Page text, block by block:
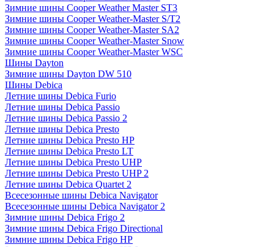
Зимние шины Cooper Weather Master ST3
Зимние шины Cooper Weather-Master S/T2
Зимние шины Cooper Weather-Master SA2
Зимние шины Cooper Weather-Master Snow
Зимние шины Cooper Weather-Master WSC
Шины Dayton
Зимние шины Dayton DW 510
Шины Debica
Летние шины Debica Furio
Летние шины Debica Passio
Летние шины Debica Passio 2
Летние шины Debica Presto
Летние шины Debica Presto HP
Летние шины Debica Presto LT
Летние шины Debica Presto UHP
Летние шины Debica Presto UHP 2
Летние шины Debica Quartet 2
Всесезонные шины Debica Navigator
Всесезонные шины Debica Navigator 2
Зимние шины Debica Frigo 2
Зимние шины Debica Frigo Directional
Зимние шины Debica Frigo HP